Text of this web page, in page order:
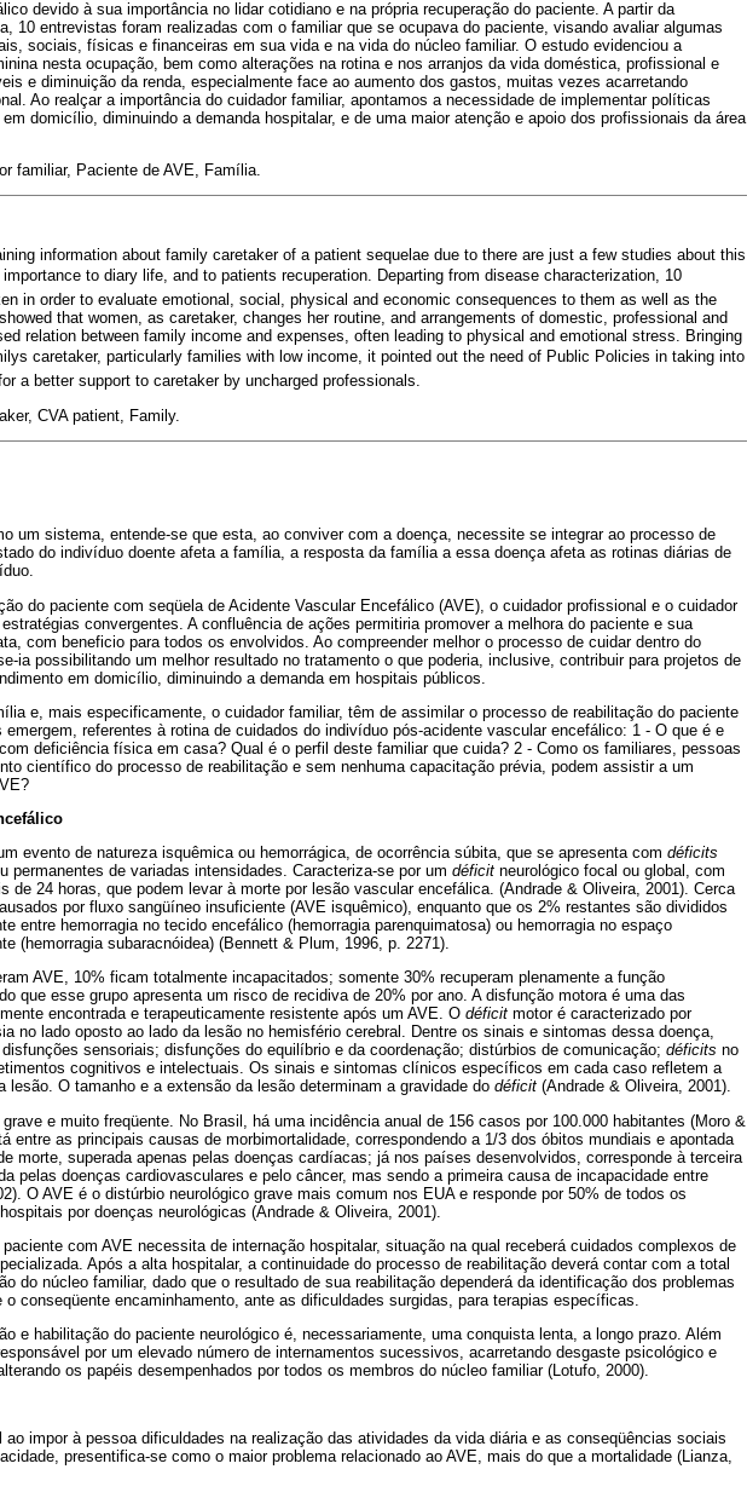
devido à sua importância no lidar cotidiano e na própria recuperação do paciente. A partir da
10 entrevistas foram realizadas com o familiar que se ocupava do paciente, visando avaliar algumas
sociais, físicas e financeiras em sua vida e na vida do núcleo familiar. O estudo evidenciou a
nesta ocupação, bem como alterações na rotina e nos arranjos da vida doméstica, profissional e
e diminuição da renda, especialmente face ao aumento dos gastos, muitas vezes acarretando
Ao realçar a importância do cuidador familiar, apontamos a necessidade de implementar políticas
domicílio, diminuindo a demanda hospitalar, e de uma maior atenção e apoio dos profissionais da área
familiar, Paciente de AVE, Família.
information about family caretaker of a patient sequelae due to there are just a few studies about this
importance to diary life, and to patients recuperation. Departing from disease characterization, 10
in order to evaluate emotional, social, physical and economic consequences to them as well as the
that women, as caretaker, changes her routine, and arrangements of domestic, professional and
relation between family income and expenses, often leading to physical and emotional stress. Bringing
caretaker, particularly families with low income, it pointed out the need of Public Policies in taking into
a better support to caretaker by uncharged professionals.
CVA patient, Family.
um sistema, entende-se que esta, ao conviver com a doença, necessite se integrar ao processo de
do indivíduo doente afeta a família, a resposta da família a essa doença afeta as rotinas diárias de
do paciente com seqüela de Acidente Vascular Encefálico (AVE), o cuidador profissional e o cuidador
convergentes. A confluência de ações permitiria promover a melhora do paciente e sua
com beneficio para todos os envolvidos. Ao compreender melhor o processo de cuidar dentro do
ia possibilitando um melhor resultado no tratamento o que poderia, inclusive, contribuir para projetos de
em domicílio, diminuindo a demanda em hospitais públicos.
e, mais especificamente, o cuidador familiar, têm de assimilar o processo de reabilitação do paciente
referentes à rotina de cuidados do indivíduo pós-acidente vascular encefálico: 1 - O que é e
deficiência física em casa? Qual é o perfil deste familiar que cuida? 2 - Como os familiares, pessoas
científico do processo de reabilitação e sem nenhuma capacitação prévia, podem assistir a um
evento de natureza isquêmica ou hemorrágica, de ocorrência súbita, que se apresenta com déficits
permanentes de variadas intensidades. Caracteriza-se por um déficit neurológico focal ou global, com
de 24 horas, que podem levar à morte por lesão vascular encefálica. (Andrade & Oliveira, 2001). Cerca
por fluxo sangüíneo insuficiente (AVE isquêmico), enquanto que os 2% restantes são divididos
entre hemorragia no tecido encefálico (hemorragia parenquimatosa) ou hemorragia no espaço
(hemorragia subaracnóidea) (Bennett & Plum, 1996, p. 2271).
AVE, 10% ficam totalmente incapacitados; somente 30% recuperam plenamente a função
que esse grupo apresenta um risco de recidiva de 20% por ano. A disfunção motora é uma das
encontrada e terapeuticamente resistente após um AVE. O déficit motor é caracterizado por
no lado oposto ao lado da lesão no hemisfério cerebral. Dentre os sinais e sintomas dessa doença,
sensoriais; disfunções do equilíbrio e da coordenação; distúrbios de comunicação; déficits no
cognitivos e intelectuais. Os sinais e sintomas clínicos específicos em cada caso refletem a
lesão. O tamanho e a extensão da lesão determinam a gravidade do déficit (Andrade & Oliveira, 2001).
e muito freqüente. No Brasil, há uma incidência anual de 156 casos por 100.000 habitantes (Moro &
entre as principais causas de morbimortalidade, correspondendo a 1/3 dos óbitos mundiais e apontada
morte, superada apenas pelas doenças cardíacas; já nos países desenvolvidos, corresponde à terceira
pelas doenças cardiovasculares e pelo câncer, mas sendo a primeira causa de incapacidade entre
O AVE é o distúrbio neurológico grave mais comum nos EUA e responde por 50% de todos os
por doenças neurológicas (Andrade & Oliveira, 2001).
com AVE necessita de internação hospitalar, situação na qual receberá cuidados complexos de
Após a alta hospitalar, a continuidade do processo de reabilitação deverá contar com a total
do núcleo familiar, dado que o resultado de sua reabilitação dependerá da identificação dos problemas
conseqüente encaminhamento, ante as dificuldades surgidas, para terapias específicas.
e habilitação do paciente neurológico é, necessariamente, uma conquista lenta, a longo prazo. Além
por um elevado número de internamentos sucessivos, acarretando desgaste psicológico e
os papéis desempenhados por todos os membros do núcleo familiar (Lotufo, 2000).
ao impor à pessoa dificuldades na realização das atividades da vida diária e as conseqüências sociais
presentifica-se como o maior problema relacionado ao AVE, mais do que a mortalidade (Lianza,